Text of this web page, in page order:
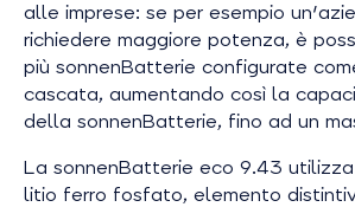
alle imprese: se per esempio
richiedere maggiore potenza, è
più sonnenBatterie configurate
cascata, aumentando così la
della sonnenBatterie, fino ad un
La sonnenBatterie eco 9.43
litio ferro fosfato, elemento